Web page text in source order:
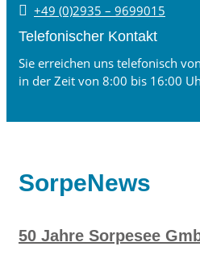
 +49 (0)2935 – 9699015
Telefonischer Kontakt
Sie erreichen uns telefonisch
in der Zeit von 8:00 bis 16:00
SorpeNews
50 Jahre Sorpesee